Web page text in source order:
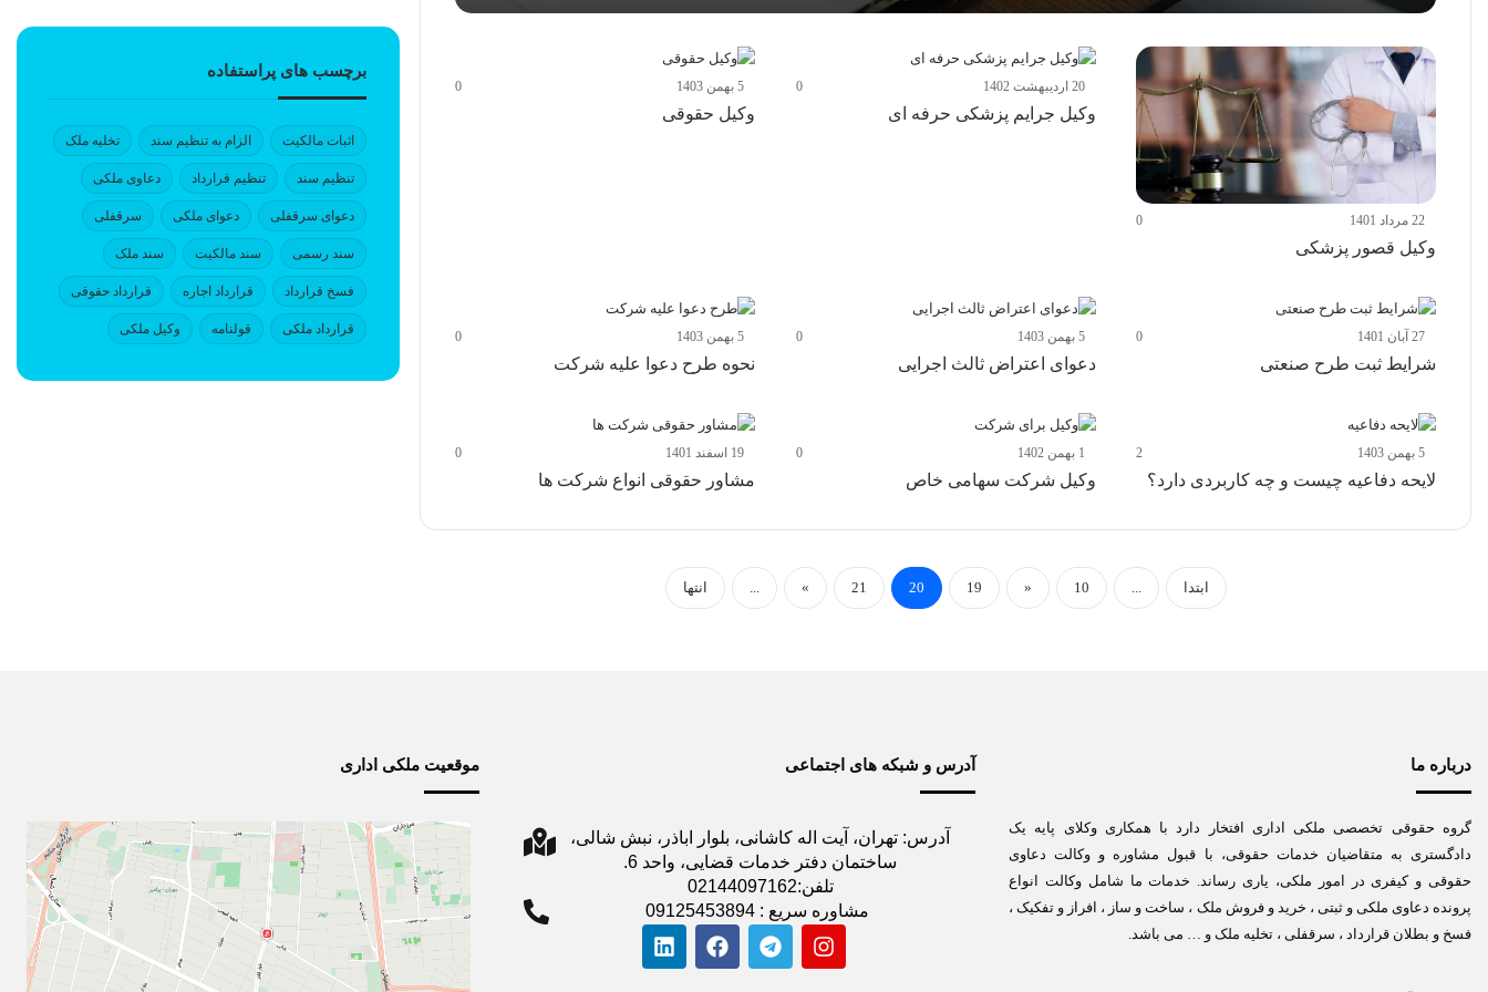
22 مرداد 1401 0
وکیل قصور پزشکی
20 اردیبهشت 1402 0
وکیل جرایم پزشکی حرفه ای
5 بهمن 1403 0
وکیل حقوقی
27 آبان 1401 0
شرایط ثبت طرح صنعتی
5 بهمن 1403 0
دعوای اعتراض ثالث اجرایی
5 بهمن 1403 0
نحوه طرح دعوا علیه شرکت
5 بهمن 1403 2
لایحه دفاعیه چیست و چه کاربردی دارد؟
1 بهمن 1402 0
وکیل شرکت سهامی خاص
19 اسفند 1401 0
مشاور حقوقی انواع شرکت ها
ابتدا 10
«
19
20
21
» انتها
برچسب های پراستفاده
اثبات مالکیت الزام به تنظیم سند تخلیه ملک
تنظیم سند تنظیم قرارداد دعاوی ملکی
دعوای سرقفلی دعوای ملکی سرقفلی
سند رسمی سند مالکیت سند ملک
فسخ قرارداد قرارداد اجاره قرارداد حقوقی
قرارداد ملکی قولنامه وکیل ملکی
درباره ما
گروه حقوقی تخصصی ملکی اداری افتخار دارد با همکاری وکلای پایه یک
دادگستری به متقاضیان خدمات حقوقی، با قبول مشاوره و وکالت دعاوی
حقوقی و کیفری در امور ملکی، یاری رساند. خدمات ما شامل وکالت انواع
پرونده دعاوی ملکی و ثبتی ، خرید و فروش ملک ، ساخت و ساز ، افراز و تفکیک ،
فسخ و بطلان قرارداد ، سرقفلی ، تخلیه ملک و … می باشد.
آدرس و شبکه های اجتماعی
آدرس: تهران، آیت اله کاشانی، بلوار اباذر، نبش شالی،
ساختمان دفتر خدمات قضایی، واحد 6.
تلفن:02144097162
مشاوره سریع : 09125453894
موقعیت ملکی اداری